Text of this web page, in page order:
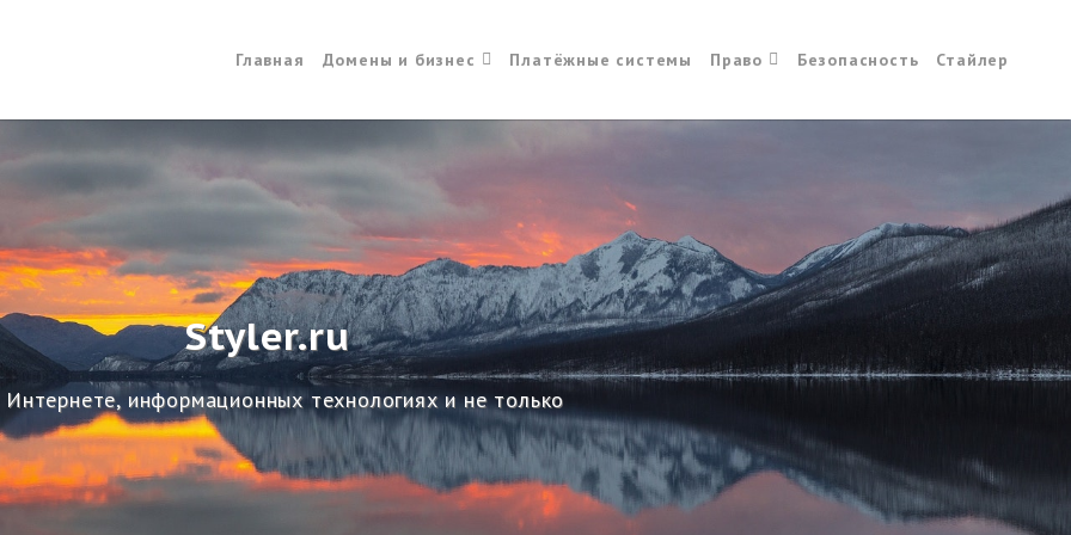
Главная Домены и бизнес Платёжные системы Право Безопасность Стайлер
Styler.ru
информационных технологиях и не только